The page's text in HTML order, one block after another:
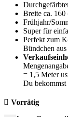
Breite ca. 160
Frühjahr/
Super für
Perfekt zum
Bündchen
= 1,5 Meter
Du
Vorrätig